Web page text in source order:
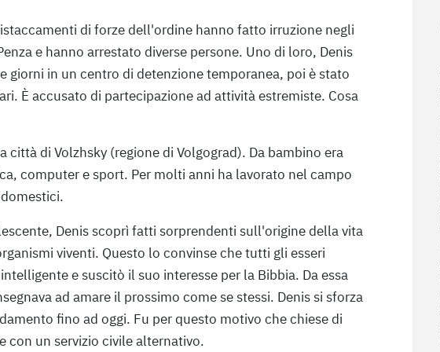
di forze dell'ordine hanno fatto irruzione negli
e hanno arrestato diverse persone. Uno di loro, Denis
giorni in un centro di detenzione temporanea, poi è stato
È accusato di partecipazione ad attività estremiste. Cosa
città di Volzhsky (regione di Volgograd). Da bambino era
computer e sport. Per molti anni ha lavorato nel campo
Denis scoprì fatti sorprendenti sull'origine della vita
viventi. Questo lo convinse che tutti gli esseri
e suscitò il suo interesse per la Bibbia. Da essa
ad amare il prossimo come se stessi. Denis si sforza
fino ad oggi. Fu per questo motivo che chiese di
con un servizio civile alternativo.